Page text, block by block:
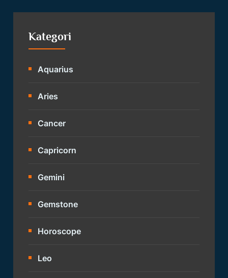
Kategori
Aquarius
Aries
Cancer
Capricorn
Gemini
Gemstone
Horoscope
Leo